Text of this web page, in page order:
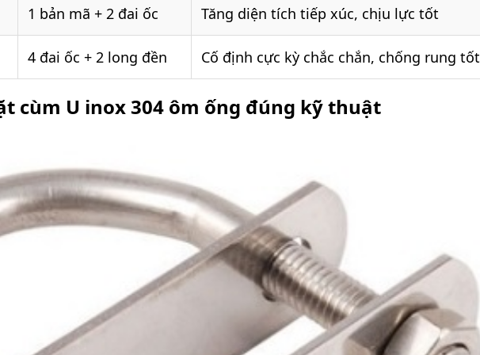
1 bản mã + 2 đai ốc Tăng diện tích tiếp xúc, chịu lực tốt
4 đai ốc + 2 long đền Cố định cực kỳ chắc chắn, chống rung tốt
cùm U inox 304 ôm ống đúng kỹ thuật